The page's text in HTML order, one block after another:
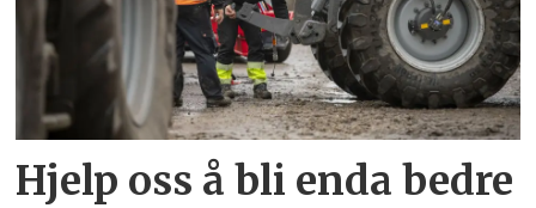
Hjelp oss å bli enda bedre